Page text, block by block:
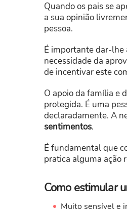
Quando os pais se
a sua opinião
pessoa.
É importante dar-lhe
necessidade da
de incentivar este
O apoio da família e
protegida. É uma
declaradamente. A
sentimentos.
É fundamental que
pratica alguma ação
Como estimular
Muito sensível e